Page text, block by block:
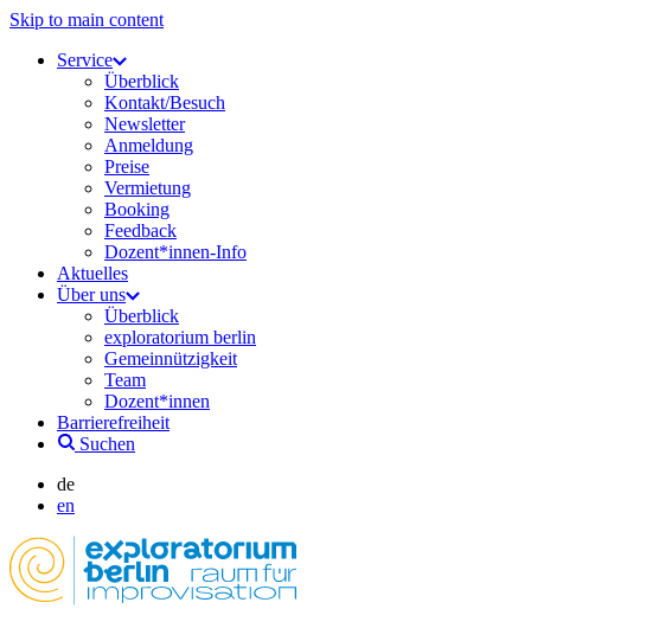
Skip to main content
Service
Überblick
Kontakt/Besuch
Newsletter
Anmeldung
Preise
Vermietung
Booking
Feedback
Dozent*innen-Info
Aktuelles
Über uns
Überblick
exploratorium berlin
Gemeinnützigkeit
Team
Dozent*innen
Barrierefreiheit
Suchen
de
en